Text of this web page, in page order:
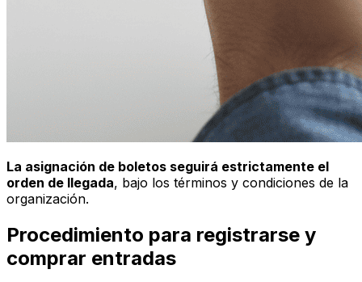
La asignación de boletos seguirá estrictamente el
orden de llegada, bajo los términos y condiciones de la
organización.
Procedimiento para registrarse y
comprar entradas